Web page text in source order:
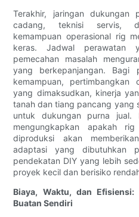
Terakhir, jaringan dukungan
cadang, teknisi servis,
kemampuan operasional rig
keras. Jadwal perawatan
pemecahan masalah
yang berkepanjangan. Bagi
kemampuan, pertimbangkan
yang dimaksudkan, kinerja
tanah dan tiang pancang yang
untuk dukungan purna jual.
mengungkapkan apakah
diproduksi akan
adaptasi yang dibutuhkan
pendekatan DIY yang lebih
proyek kecil dan berisiko
Biaya, Waktu, dan Efisiensi:
Buatan Sendiri